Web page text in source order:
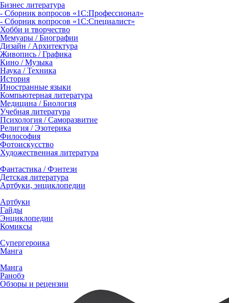
Бизнес литература
- Сборник вопросов «1С:Профессионал»
- Сборник вопросов «1С:Специалист»
Хобби и творчество
Мемуары / Биографии
Дизайн / Архитектура
Живопись / Графика
Кино / Музыка
Наука / Техника
История
Иностранные языки
Компьютерная литература
Медицина / Биология
Учебная литература
Психология / Саморазвитие
Религия / Эзотерика
Философия
Фотоискусство
Художественная литература
Фантастика / Фэнтези
Детская литература
Артбуки, энциклопедии
Артбуки
Гайды
Энциклопедии
Комиксы
Супергероика
Манга
Манга
Ранобэ
Обзоры и рецензии